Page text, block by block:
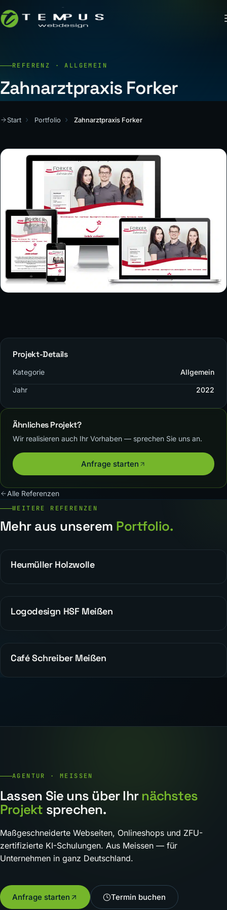
REFERENZ · ALLGEMEIN
Zahnarztpraxis Forker
Start Portfolio Zahnarztpraxis Forker
Projekt-Details
Kategorie Allgemein
Jahr 2022
Ähnliches Projekt?
Wir realisieren auch Ihr Vorhaben — sprechen Sie uns an.
Anfrage starten
Alle Referenzen
WEITERE REFERENZEN
Mehr aus unserem Portfolio.
REFERENZEN
Heumüller Holzwolle
WEBDESIGN
Logodesign HSF Meißen
ALLGEMEIN
Café Schreiber Meißen
AGENTUR · MEISSEN
Lassen Sie uns über Ihr nächstes
Projekt sprechen.
Maßgeschneiderte Webseiten, Onlineshops und ZFU-
zertifizierte KI-Schulungen. Aus Meissen — für
Unternehmen in ganz Deutschland.
Anfrage starten Termin buchen